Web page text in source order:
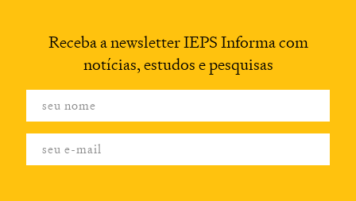
Receba a newsletterIEPS Informa com
notícias, estudos e pesquisas